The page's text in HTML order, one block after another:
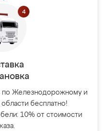
по Железнодорожному и
бесплатно!
10% от стоимости